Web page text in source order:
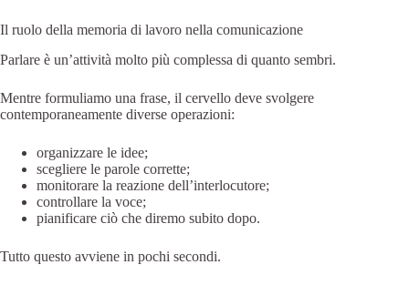
Il ruolo della memoria di lavoro nella comunicazione
Parlare è un’attività molto più complessa di quanto sembri.
Mentre formuliamo una frase, il cervello deve svolgere
contemporaneamente diverse operazioni:
organizzare le idee;
scegliere le parole corrette;
monitorare la reazione dell’interlocutore;
controllare la voce;
pianificare ciò che diremo subito dopo.
Tutto questo avviene in pochi secondi.